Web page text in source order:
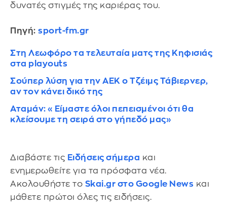
δυνατές στιγμές της καριέρας του.
Πηγή: sport-fm.gr
Στη Λεωφόρο τα τελευταία ματς της Κηφισιάς
στα playouts
Σούπερ λύση για την ΑΕΚ ο Τζέιμς Τάβιερνερ,
αν τον κάνει δικό της
Αταμάν: «Είμαστε όλοι πεπεισμένοι ότι θα
κλείσουμε τη σειρά στο γήπεδό μας»
Διαβάστε τις Ειδήσεις σήμερα και
ενημερωθείτε για τα πρόσφατα νέα.
Ακολουθήστε το Skai.gr στο Google News και
μάθετε πρώτοι όλες τις ειδήσεις.